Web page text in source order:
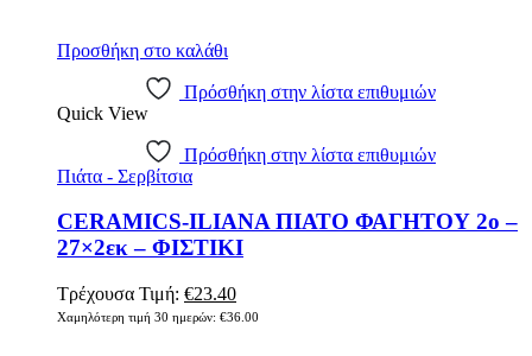
Προσθήκη στο καλάθι
Πρόσθήκη στην λίστα επιθυμιών
Quick View
Πρόσθήκη στην λίστα επιθυμιών
Πιάτα - Σερβίτσια
CERAMICS-ILIANA ΠΙΑΤΟ ΦΑΓΗΤΟΥ 2ο –
27×2εκ – ΦΙΣΤΙΚΙ
Τρέχουσα Τιμή: €23.40
Χαμηλότερη τιμή 30 ημερών: €36.00